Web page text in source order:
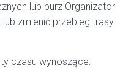
lub burz Organizator
zmienić przebieg trasy.
czasu wynoszące: